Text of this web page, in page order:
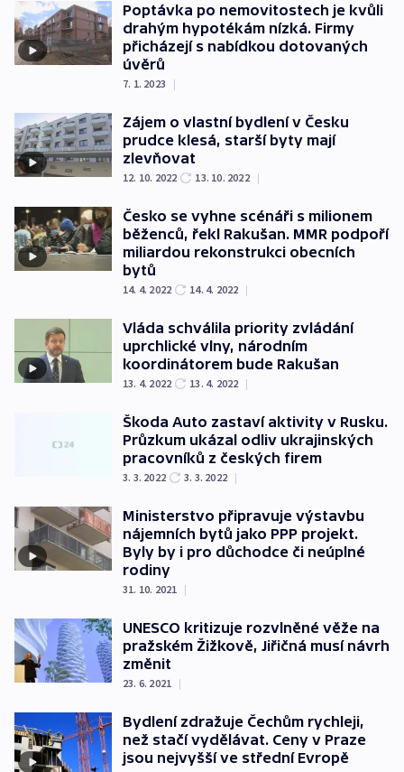
Poptávka po nemovitostech je kvůli
drahým hypotékám nízká. Firmy
přicházejí s nabídkou dotovaných
úvěrů
7. 1. 2023 |
Zájem o vlastní bydlení v Česku
prudce klesá, starší byty mají
zlevňovat
12. 10. 2022 13. 10. 2022 |
Česko se vyhne scénáři s milionem
běženců, řekl Rakušan. MMR podpoří
miliardou rekonstrukci obecních
bytů
14. 4. 2022 14. 4. 2022 |
Vláda schválila priority zvládání
uprchlické vlny, národním
koordinátorem bude Rakušan
13. 4. 2022 13. 4. 2022 |
Škoda Auto zastaví aktivity v Rusku.
Průzkum ukázal odliv ukrajinských
pracovníků z českých firem
3. 3. 2022 3. 3. 2022 |
Ministerstvo připravuje výstavbu
nájemních bytů jako PPP projekt.
Byly by i pro důchodce či neúplné
rodiny
31. 10. 2021 |
UNESCO kritizuje rozvlněné věže na
pražském Žižkově, Jiřičná musí návrh
změnit
23. 6. 2021 |
Bydlení zdražuje Čechům rychleji,
než stačí vydělávat. Ceny v Praze
jsou nejvyšší ve střední Evropě